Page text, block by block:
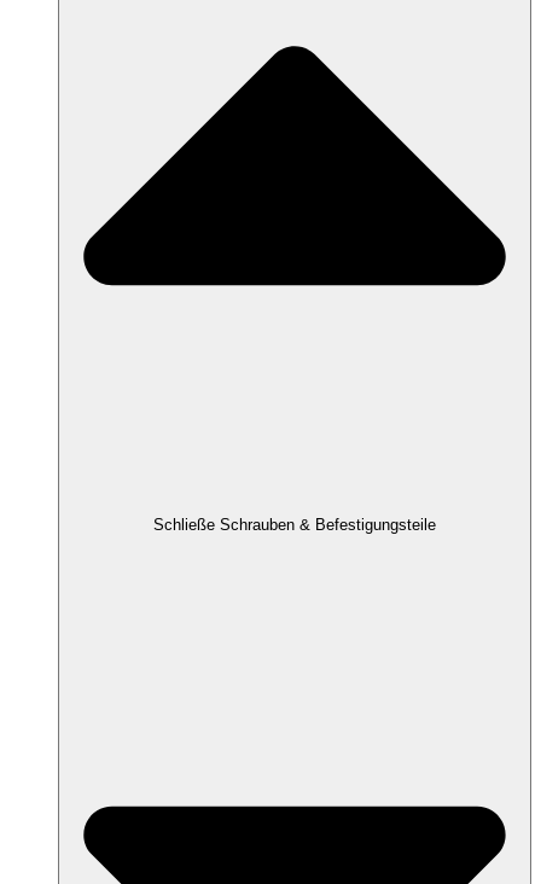
Schließe Schrauben & Befestigungsteile